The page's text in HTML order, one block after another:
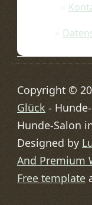
Copyright ©
Glück -
Hunde-Salon
Designed by
And Premium
Free template